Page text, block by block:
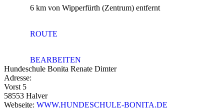
6 km von Wipperfürth (Zentrum) entfernt
ROUTE
BEARBEITEN
Hundeschule Bonita Renate Dimter
Adresse:
Vorst 5
58553 Halver
Webseite: WWW.HUNDESCHULE-BONITA.DE